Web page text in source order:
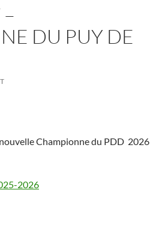
DU PUY DE
Championne du PDD 2026
2026